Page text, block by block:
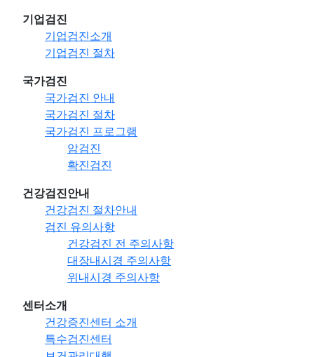
기업검진
기업검진소개
기업검진 절차
국가검진
국가검진 안내
국가검진 절차
국가검진 프로그램
암검진
확진검진
건강검진안내
건강검진 절차안내
검진 유의사항
건강검진 전 주의사항
대장내시경 주의사항
위내시경 주의사항
센터소개
건강증진센터 소개
특수검진센터